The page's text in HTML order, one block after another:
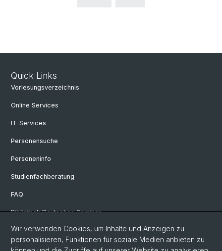
Quick Links
Vorlesungsverzeichnis
Online Services
IT-Services
Personensuche
Personeninfo
Studienfachberatung
FAQ
Bibliothek Deutsches Seminar
Neuere deutsche Literaturwissenschaft
Germanistische Mediävistik
Wir verwenden Cookies, um Inhalte und Anzeigen zu
personalisieren, Funktionen für soziale Medien anbieten zu